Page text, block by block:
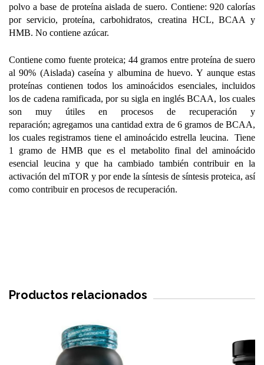
polvo a base de proteína aislada de suero. Contiene: 920 calorías
por servicio, proteína, carbohidratos, creatina HCL, BCAA y
HMB. No contiene azúcar.
Contiene como fuente proteica; 44 gramos entre proteína de suero
al 90% (Aislada) caseína y albumina de huevo. Y aunque estas
proteínas contienen todos los aminoácidos esenciales, incluidos
los de cadena ramificada, por su sigla en inglés BCAA, los cuales
son muy útiles en procesos de recuperación y
reparación; agregamos una cantidad extra de 6 gramos de BCAA,
los cuales registramos tiene el aminoácido estrella leucina.
Tiene
1 gramo de HMB que es el metabolito final del aminoácido
esencial leucina y que ha cambiado también contribuir en la
activación del mTOR y por ende la síntesis de síntesis proteica, así
como contribuir en procesos de recuperación.
Productos relacionados